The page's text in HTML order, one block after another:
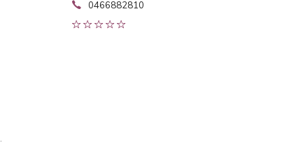
0466882810